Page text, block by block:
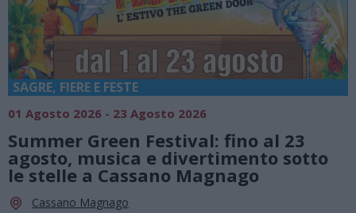
SAGRE, FIERE E FESTE
01 Agosto 2026 - 23 Agosto 2026
Summer Green Festival: fino al 23
agosto, musica e divertimento sotto
le stelle a Cassano Magnago
Cassano Magnago